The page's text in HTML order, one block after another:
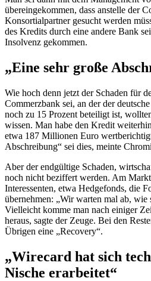
übereingekommen, dass anstelle der
Konsortialpartner gesucht werden
des Kredits durch eine andere Bank
Insolvenz gekommen.
„Eine sehr große
Wie hoch denn jetzt der Schaden für
Commerzbank sei, an der der
noch zu 15 Prozent beteiligt ist,
wissen. Man habe den Kredit
etwa 187 Millionen Euro
Abschreibung“ sei dies, meinte
Aber der endgültige Schaden,
noch nicht beziffert werden. Am
Interessenten, etwa Hedgefonds, die
übernehmen: „Wir warten mal ab, wie
Vielleicht komme man nach einiger
heraus, sagte der Zeuge. Bei den
Übrigen eine „Recovery“.
„Wirecard hat sich
Nische erarbeitet“